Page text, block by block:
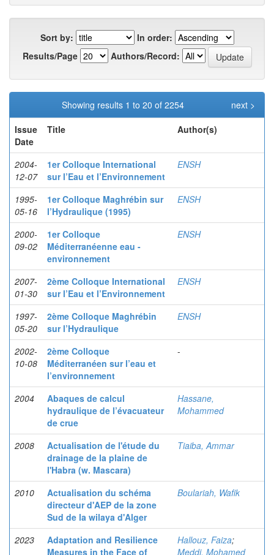
Sort by:
In order:
Results/Page
Authors/Record:
Showing results 1 to 20 of 2254
next >
Issue
Date
Title Author(s)
2004-
12-07
1er Colloque International
sur l’Eau et l’Environnement
ENSH
1995-
05-16
1er Colloque Maghrébin sur
l’Hydraulique (1995)
ENSH
2000-
09-02
1er Colloque
Méditerranéenne eau -
environnement
ENSH
2007-
01-30
2ème Colloque International
sur l’Eau et l’Environnement
ENSH
1997-
05-20
2ème Colloque Maghrébin
sur l’Hydraulique
ENSH
2002-
10-08
2ème Colloque
Méditerranéen sur l’eau et
l’environnement
-
2004
Abaques de calcul
hydraulique de l’évacuateur
de crue
Hassane,
Mohammed
2008
Actualisation de l'étude du
drainage de la plaine de
l'Habra (w. Mascara)
Tiaiba, Ammar
2010
Actualisation du schéma
directeur d'AEP de la zone
Sud de la wilaya d'Alger
Boulariah, Wafik
2023
Adaptation and Resilience
Measures in the Face of
Hallouz, Faiza;
Meddi, Mohamed